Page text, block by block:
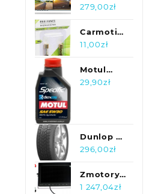
GAZ,
Xenon
Mirror
279,00zł
Carmotion
Bezpieczniki
Agu
10.3X38Mm
11,00zł
Motul
Specific
29,90zł
Dunlop Sp
Winter
2
195/65R15
296,00zł
Zmotoryzowani
Monitor
1 247,04zł